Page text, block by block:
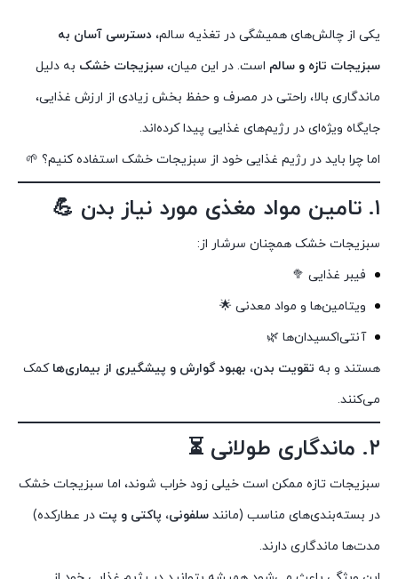
یکی از چالش‌های همیشگی در تغذیه سالم، دسترسی آسان به
سبزیجات تازه و سالم است. در این میان، سبزیجات خشک به دلیل
ماندگاری بالا، راحتی در مصرف و حفظ بخش زیادی از ارزش غذایی،
جایگاه ویژه‌ای در رژیم‌های غذایی پیدا کرده‌اند.
اما چرا باید در رژیم غذایی خود از سبزیجات خشک استفاده کنیم؟ 🌱
۱. تامین مواد مغذی مورد نیاز بدن 💪
سبزیجات خشک همچنان سرشار از:
فیبر غذایی 🥦
ویتامین‌ها و مواد معدنی 🌟
آنتی‌اکسیدان‌ها 🌿
هستند و به تقویت بدن، بهبود گوارش و پیشگیری از بیماری‌ها کمک
می‌کنند.
۲. ماندگاری طولانی ⏳
سبزیجات تازه ممکن است خیلی زود خراب شوند، اما سبزیجات خشک
در بسته‌بندی‌های مناسب (مانند سلفونی، پاکتی و پت در عطارکده)
مدت‌ها ماندگاری دارند.